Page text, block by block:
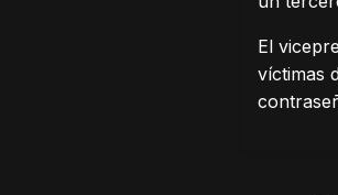
El
víctimas